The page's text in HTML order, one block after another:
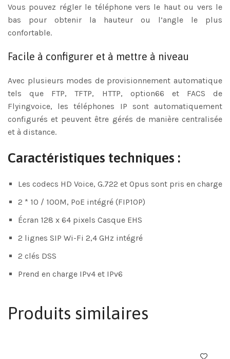
Vous pouvez régler le téléphone vers le haut ou vers le
bas pour obtenir la hauteur ou l’angle le plus
confortable.
Facile à configurer et à mettre à niveau
Avec plusieurs modes de provisionnement automatique
tels que FTP, TFTP, HTTP, option66 et FACS de
Flyingvoice, les téléphones IP sont automatiquement
configurés et peuvent être gérés de manière centralisée
et à distance.
Caractéristiques techniques :
Les codecs HD Voice, G.722 et Opus sont pris en charge
2 * 10 / 100M, PoE intégré (FIP10P)
Écran 128 x 64 pixels Casque EHS
2 lignes SIP Wi-Fi 2,4 GHz intégré
2 clés DSS
Prend en charge IPv4 et IPv6
Produits similaires